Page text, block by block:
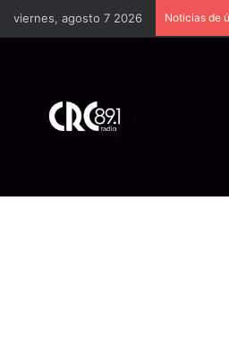
viernes, agosto 7 2026 Noticias de